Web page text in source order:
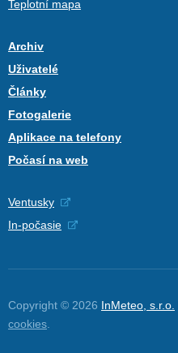
Teplotní mapa
Archiv
Uživatelé
Články
Fotogalerie
Aplikace na telefony
Počasí na web
Ventusky
In-počasie
Copyright © 2026 InMeteo, s.r.o.
cookies.